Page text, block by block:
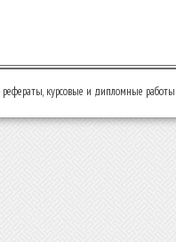
курсовые и дипломные работы